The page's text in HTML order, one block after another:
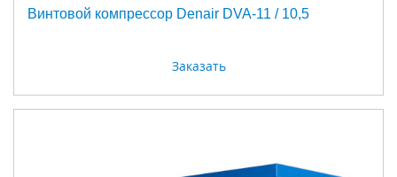
Винтовой компрессор Denair DVA-11 / 10,5
Заказать